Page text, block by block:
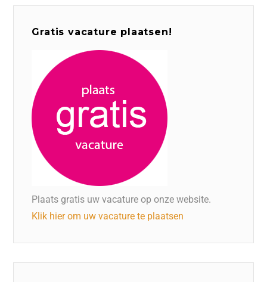
Gratis vacature plaatsen!
Plaats gratis uw vacature op onze website.
Klik hier om uw vacature te plaatsen